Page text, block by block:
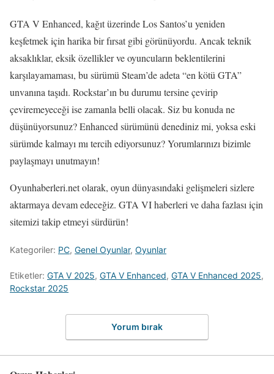
GTA V Enhanced, kağıt üzerinde Los Santos’u yeniden
keşfetmek için harika bir fırsat gibi görünüyordu. Ancak teknik
aksaklıklar, eksik özellikler ve oyuncuların beklentilerini
karşılayamaması, bu sürümü Steam’de adeta “en kötü GTA”
unvanına taşıdı. Rockstar’ın bu durumu tersine çevirip
çeviremeyeceği ise zamanla belli olacak. Siz bu konuda ne
düşünüyorsunuz? Enhanced sürümünü denediniz mi, yoksa eski
sürümde kalmayı mı tercih ediyorsunuz? Yorumlarınızı bizimle
paylaşmayı unutmayın!
Oyunhaberleri.net olarak, oyun dünyasındaki gelişmeleri sizlere
aktarmaya devam edeceğiz. GTA VI haberleri ve daha fazlası için
sitemizi takip etmeyi sürdürün!
Kategoriler: PC, Genel Oyunlar, Oyunlar
Etiketler: GTA V 2025, GTA V Enhanced, GTA V Enhanced 2025,
Rockstar 2025
Yorum bırak